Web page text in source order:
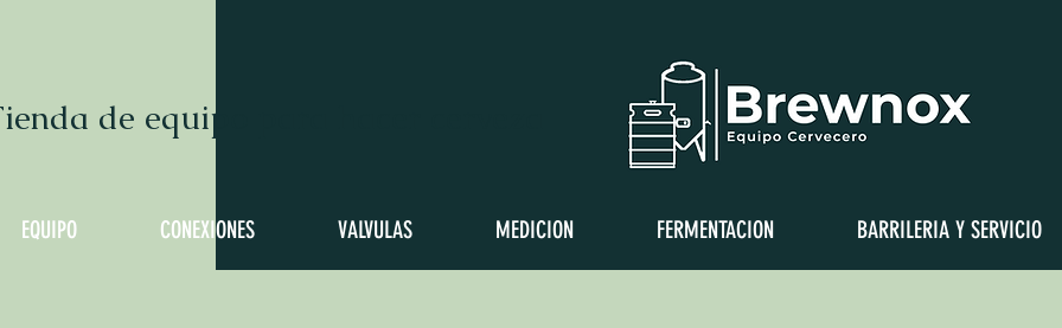
de equipo para hacer cerveza
EQUIPO CONEXIONES VALVULAS MEDICION FERMENTACION BARRILERIA Y SERVICIO